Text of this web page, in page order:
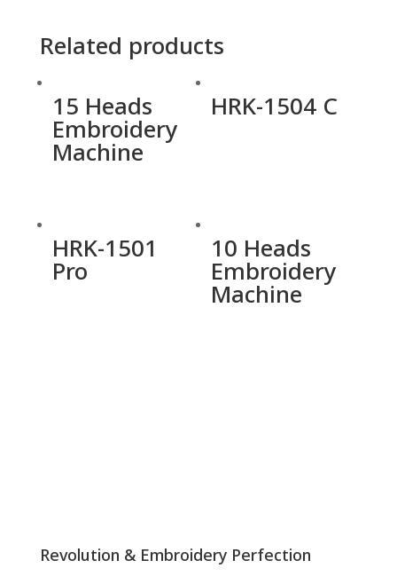
Related products
15 Heads
Embroidery
Machine
HRK-1504 C
HRK-1501
Pro
10 Heads
Embroidery
Machine
Revolution & Embroidery Perfection